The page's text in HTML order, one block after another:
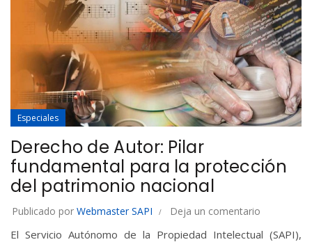
Especiales
Derecho de Autor: Pilar
fundamental para la protección
del patrimonio nacional
Publicado por Webmaster SAPI Deja un comentario
El Servicio Autónomo de la Propiedad Intelectual (SAPI),